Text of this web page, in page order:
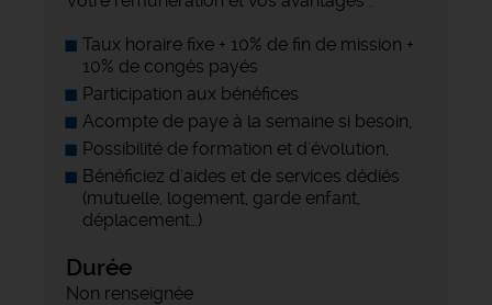
Taux horaire fixe + 10% de fin de mission +
10% de congés payés
Participation aux bénéfices
Acompte de paye à la semaine si besoin,
Possibilité de formation et d'évolution,
Bénéficiez d'aides et de services dédiés
(mutuelle, logement, garde enfant,
déplacement…)
Durée
Non renseignée